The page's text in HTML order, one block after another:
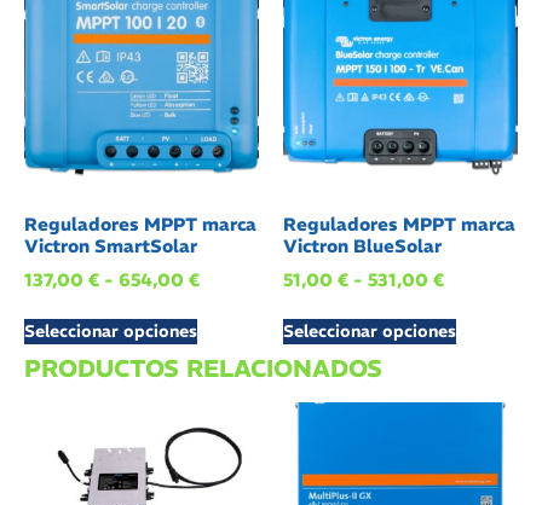
Reguladores MPPT marca
Victron SmartSolar
137,00 € - 654,00 €
Seleccionar opciones
Reguladores MPPT marca
Victron BlueSolar
51,00 € - 531,00 €
Seleccionar opciones
PRODUCTOS RELACIONADOS